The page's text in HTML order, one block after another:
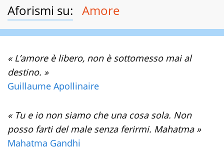
Aforismi su: Amore
« L’amore è libero, non è sottomesso mai al
destino. »
Guillaume Apollinaire
« Tu e io non siamo che una cosa sola. Non
posso farti del male senza ferirmi. Mahatma »
Mahatma Gandhi